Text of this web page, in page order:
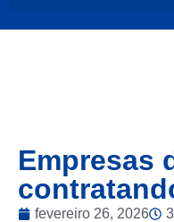
Empresas
fevereiro 26, 2026